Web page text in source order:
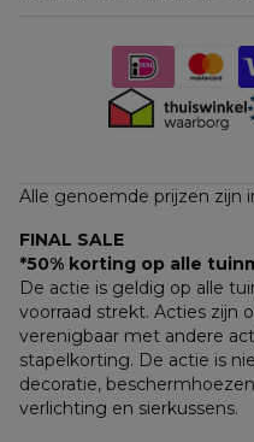
Alle genoemde prijzen zijn
FINAL SALE
*50% korting op alle
De actie is geldig op alle
voorraad strekt. Acties zijn
verenigbaar met andere
stapelkorting. De actie is
decoratie,
verlichting en sierkussens.